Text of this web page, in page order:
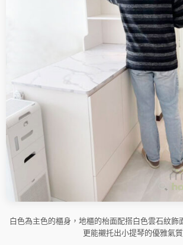
白色為主色的櫃身，地櫃的枱面配搭白色雲石紋飾
更能襯托出小提琴的優雅氣質